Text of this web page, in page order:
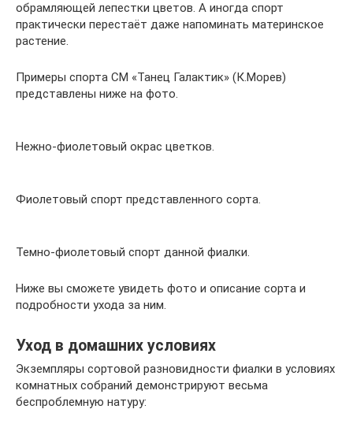
обрамляющей лепестки цветов. А иногда спорт
практически перестаёт даже напоминать материнское
растение.
Примеры спорта СМ «Танец Галактик» (К.Морев)
представлены ниже на фото.
Нежно-фиолетовый окрас цветков.
Фиолетовый спорт представленного сорта.
Темно-фиолетовый спорт данной фиалки.
Ниже вы сможете увидеть фото и описание сорта и
подробности ухода за ним.
Уход в домашних условиях
Экземпляры сортовой разновидности фиалки в условиях
комнатных собраний демонстрируют весьма
беспроблемную натуру: